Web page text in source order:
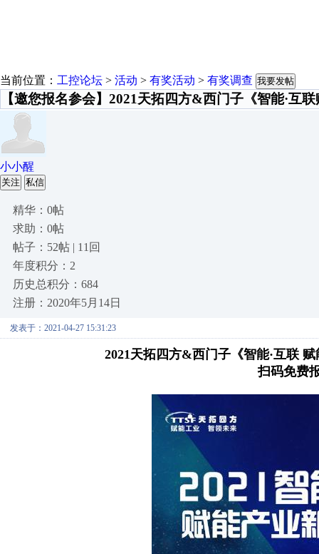
当前位置： 工控论坛 > 活动 > 有奖活动 > 有奖调查 我要发帖
【邀您报名参会】2021天拓四方&西门子《智能·互
小小醒
关注 私信
精华：0帖
求助：0帖
帖子：52帖 | 11回
年度积分：2
历史总积分：684
注册：2020年5月14日
发表于：2021-04-27 15:31:23
2021天拓四方&西门子《智能·互联
扫码免费